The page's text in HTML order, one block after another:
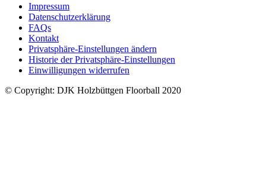
Impressum
Datenschutzerklärung
FAQs
Kontakt
Privatsphäre-Einstellungen ändern
Historie der Privatsphäre-Einstellungen
Einwilligungen widerrufen
© Copyright: DJK Holzbüttgen Floorball 2020